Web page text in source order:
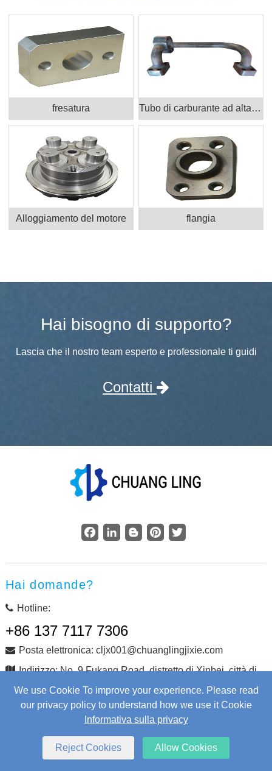
We use Cookie To improve your experience. Please read
our privacy policy to understand how we use it Cookie
Informativa sulla privacy
Reject Cookies Allow Cookies
fresatura Tubo di carburante ad alta pressione
Alloggiamento del motore flangia
Hai bisogno di supporto?
Lascia che il nostro team esperto e professionale ti guidi
Contatti
Facebook
LinkedInBloggerPinterestTwitter
Hai domande?
Hotline:
+86 137 7117 7306
Posta elettronica: cljx001@chuanglingjixie.com
Indirizzo: No. 9 Fukang Road, distretto di Xinbei, città di
Changzhou, provincia di Jiangsu, Cina
Tutti i diritti riservati.
Web Development
by Wangke
mappa del sito
XML Informativa sulla privacy